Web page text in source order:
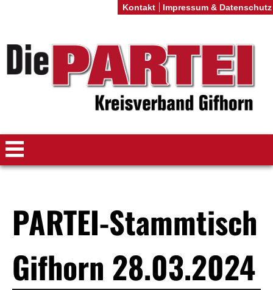
PARTEI-Stammtisch
Gifhorn 28.03.2024
Kontakt Impressum & Datenschutz